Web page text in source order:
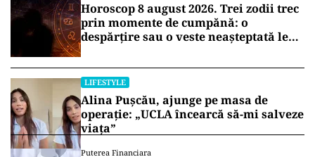
Horoscop 8 august 2026. Trei zodii trec
prin momente de cumpănă: o
despărțire sau o veste neașteptată le
LIFESTYLE
Alina Pușcău, ajunge pe masa de
operație: „UCLA încearcă să-mi salveze
viața”
Puterea Financiara